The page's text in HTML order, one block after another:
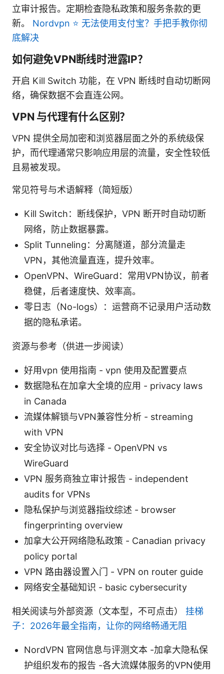
立审计报告。定期检查隐私政策和服务条款的更
新。 Nordvpn ⭐ 无法使用支付宝？手把手教你彻
底解决
如何避免VPN断线时泄露IP？
开启 Kill Switch 功能，在 VPN 断线时自动切断网
络，确保数据不会直连公网。
VPN 与代理有什么区别？
VPN 提供全局加密和浏览器层面之外的系统级保
护，而代理通常只影响应用层的流量，安全性较低
且易被发现。
常见符号与术语解释（简短版）
Kill Switch：断线保护，VPN 断开时自动切断
网络，防止数据暴露。
Split Tunneling：分离隧道，部分流量走
VPN，其他流量直连，提升效率。
OpenVPN、WireGuard：常用VPN协议，前者
稳健，后者速度快、效率高。
零日志（No-logs）：运营商不记录用户活动数
据的隐私承诺。
资源与参考（供进一步阅读）
好用vpn 使用指南 - vpn 使用及配置要点
数据隐私在加拿大全境的应用 - privacy laws
in Canada
流媒体解锁与VPN兼容性分析 - streaming
with VPN
安全协议对比与选择 - OpenVPN vs
WireGuard
VPN 服务商独立审计报告 - independent
audits for VPNs
隐私保护与浏览器指纹综述 - browser
fingerprinting overview
加拿大公开网络隐私政策 - Canadian privacy
policy portal
VPN 路由器设置入门 - VPN on router guide
网络安全基础知识 - basic cybersecurity
相关阅读与外部资源（文本型，不可点击） 挂梯
子：2026年最全指南，让你的网络畅通无阻
NordVPN 官网信息与评测文本 -加拿大隐私保
护组织发布的报告 -各大流媒体服务的VPN使用